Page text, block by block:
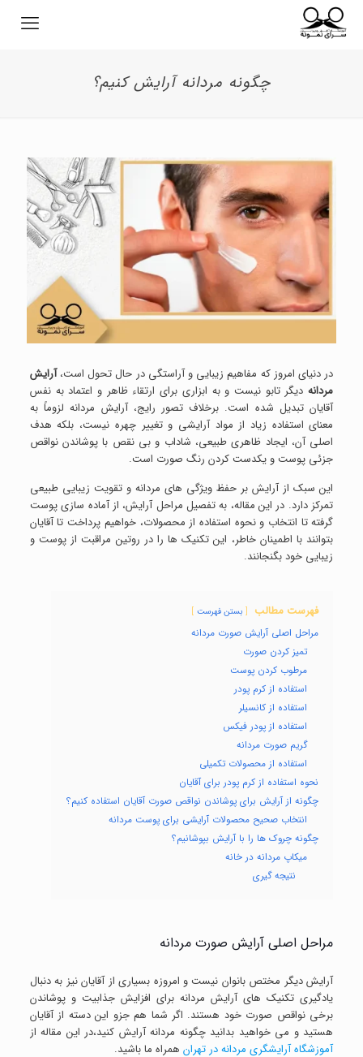
چگونه مردانه آرایش کنیم؟
در دنیای امروز که مفاهیم زیبایی و آراستگی در حال تحول است،آرایش
مردانهدیگر تابو نیست و به ابزاری برای ارتقاء ظاهر و اعتماد به نفس
آقایان تبدیل شده است. برخلاف تصور رایج، آرایش مردانه لزوماً به
معنای استفاده زیاد از مواد آرایشی و تغییر چهره نیست، بلکه هدف
اصلی آن، ایجاد ظاهری طبیعی، شاداب و بی نقص با پوشاندن نواقص
جزئی پوست و یکدست کردن رنگ صورت است.
این سبک از آرایش بر حفظ ویژگی های مردانه و تقویت زیبایی طبیعی
تمرکز دارد. در این مقاله، به تفصیل مراحل آرایش، از آماده سازی پوست
گرفته تا انتخاب و نحوه استفاده از محصولات، خواهیم پرداخت تا آقایان
بتوانند با اطمینان خاطر، این تکنیک ها را در روتین مراقبت از پوست و
زیبایی خود بگنجانند.
فهرست مطالب بستن فهرست
مراحل اصلی آرایش صورت مردانه
تمیز کردن صورت
مرطوب کردن پوست
استفاده از کرم پودر
استفاده از کانسیلر
استفاده از پودر فیکس
گریم صورت مردانه
استفاده از محصولات تکمیلی
نحوه استفاده از کرم پودر برای آقایان
چگونه از آرایش برای پوشاندن نواقص صورت آقایان استفاده کنیم؟
انتخاب صحیح محصولات آرایشی برای پوست مردانه
چگونه چروک ها را با آرایش بپوشانیم؟
میکاپ مردانه در خانه
نتیجه گیری
مراحل اصلی آرایش صورت مردانه
آرایش دیگر مختص بانوان نیست و امروزه بسیاری از آقایان نیز به دنبال
یادگیری تکنیک های آرایش مردانه برای افزایش جذابیت و پوشاندن
برخی نواقص صورت خود هستند. اگر شما هم جزو این دسته از آقایان
هستید و می خواهید بدانید چگونه مردانه آرایش کنید،در این مقاله از
آموزشگاه آرایشگری مردانه در تهرانهمراه ما باشید.